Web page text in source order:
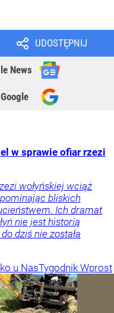
UDOSTĘPNIJ
News
w sprawie ofiar rzezi
wołyńskiej wciąż
bliskich
Ich dramat
nie jest historią
dziś nie została
u NasTygodnik Wprost